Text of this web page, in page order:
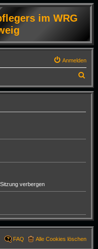
im WRG
Anmelden
u
verbergen
Alle Cookies löschen
FAQ